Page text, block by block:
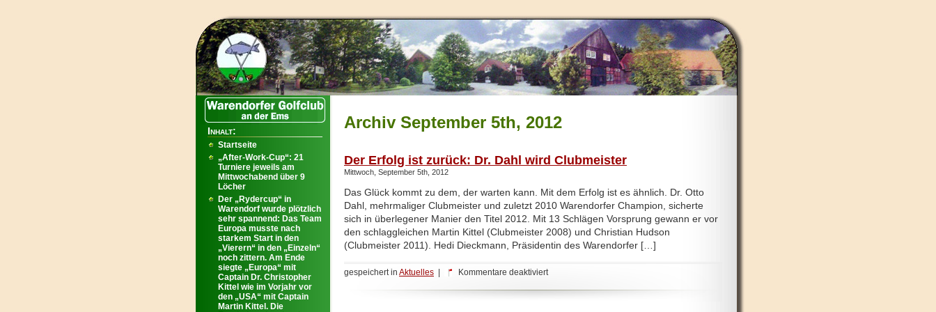
Archiv September 5th, 2012
Der Erfolg ist zurück: Dr. Dahl wird Clubmeister
Mittwoch, September 5th, 2012
Das Glück kommt zu dem, der warten kann. Mit dem Erfolg ist es ähnlich. Dr. Otto
Dahl, mehrmaliger Clubmeister und zuletzt 2010 Warendorfer Champion, sicherte
sich in überlegener Manier den Titel 2012. Mit 13 Schlägen Vorsprung gewann er vor
den schlaggleichen Martin Kittel (Clubmeister 2008) und Christian Hudson
(Clubmeister 2011). Hedi Dieckmann, Präsidentin des Warendorfer […]
gespeichert in Aktuelles Kommentare deaktiviertfür
Erfolg
Inhalt:
Startseite
„After-Work-Cup“: 21
Turniere jeweils am
Mittwochabend über 9
Löcher
Der „Rydercup“ in
Warendorf wurde plötzlich
sehr spannend: Das Team
Europa musste nach
starkem Start in den
„Vierern“ in den „Einzeln“
noch zittern. Am Ende
siegte „Europa“ mit
Captain Dr. Christopher
Kittel wie im Vorjahr vor
den „USA“ mit Captain
Martin Kittel. Die